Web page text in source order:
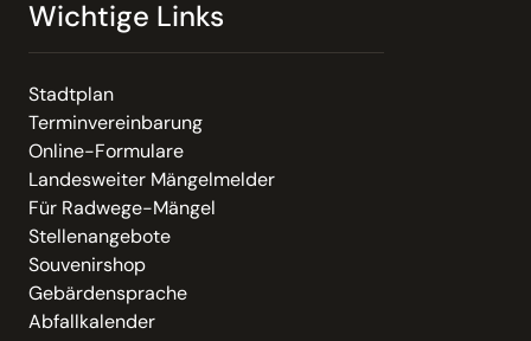
Wichtige Links
Stadtplan
Terminvereinbarung
Online-Formulare
Landesweiter Mängelmelder
Für Radwege-Mängel
Stellenangebote
Souvenirshop
Gebärdensprache
Abfallkalender